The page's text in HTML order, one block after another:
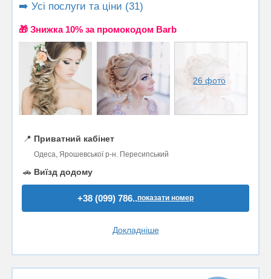
➡️ Усі послуги та ціни (31)
🎁 Знижка 10% за промокодом Barb
26 фото
📍 Приватний кабінет
Одеса, Ярошевської р-н. Пересипський
🚗 Виїзд додому
+38 (099) 786..показати номер
Докладніше